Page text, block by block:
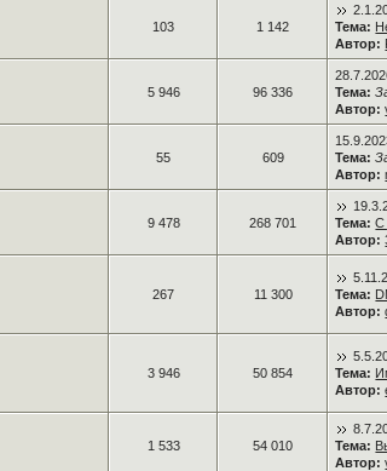
103 1 142
Тема:
Автор:
5 946 96 336
Тема:
Автор:
55 609
Тема:
Автор:
9 478 268 701
Тема: С
Автор:
267 11 300
Тема:
Автор:
3 946 50 854
Тема:
Автор:
1 533 54 010
Тема:
Автор: